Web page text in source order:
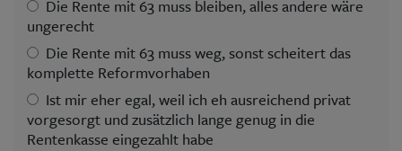
Die Rente mit 63 muss bleiben, alles andere wäre
ungerecht
Die Rente mit 63 muss weg, sonst scheitert das
komplette Reformvorhaben
Ist mir eher egal, weil ich eh ausreichend privat
vorgesorgt und zusätzlich lange genug in die
Rentenkasse eingezahlt habe